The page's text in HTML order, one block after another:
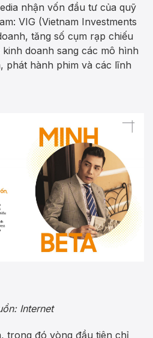
nhận vốn đầu tư của quỹ
VIG (Vietnam Investments
tăng số cụm rạp chiếu
doanh sang các mô hình
phát hành phim và các lĩnh
Internet
trong đó vòng đầu tiên chỉ